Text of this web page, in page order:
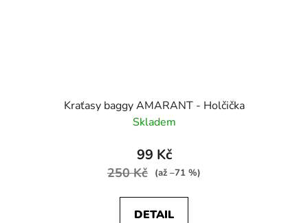
Kraťasy baggy AMARANT - Holčička
Skladem
99 Kč
250 Kč (až –71 %)
DETAIL